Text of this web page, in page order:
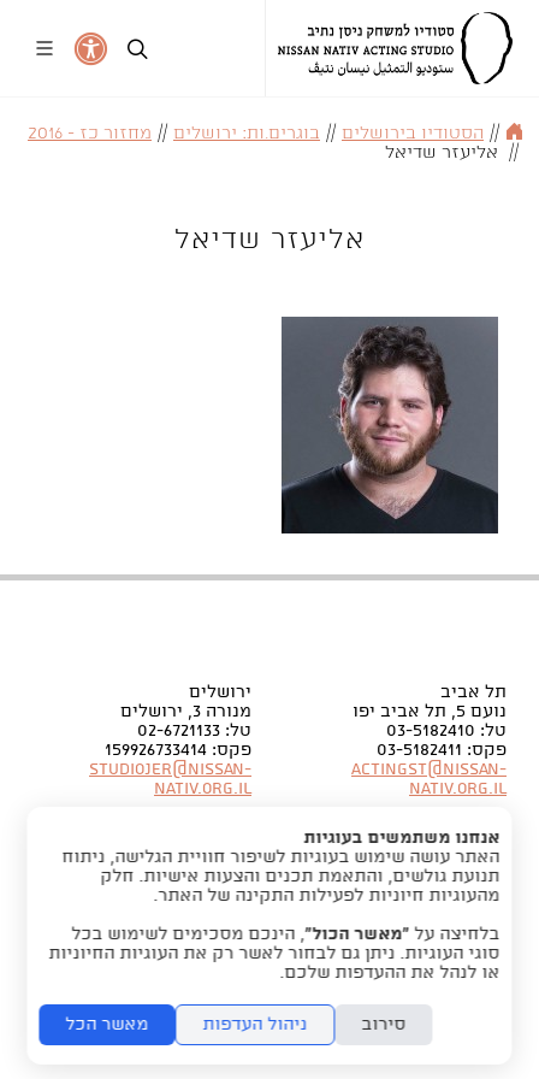
// הסטודיו בירושלים // בוגרים.ות: ירושלים // מחזור כז - 2016
// אליעזר שדיאל
אליעזר שדיאל
תל אביב
נועם 5, תל אביב יפו
טל: 03-5182410
פקס: 03-5182411
Actingst@nissan-
nativ.org.il
ירושלים
מנורה 3, ירושלים
טל: 02-6721133
פקס: 159926733414
Studiojer@nissan-
nativ.org.il
אנחנו משתמשים בעוגיות
האתר עושה שימוש בעוגיות לשיפור חוויית הגלישה, ניתוח
תנועת גולשים, והתאמת תכנים והצעות אישיות. חלק
מהעוגיות חיוניות לפעילות התקינה של האתר.
בלחיצה על “מאשר הכול”, הינכם מסכימים לשימוש בכל
סוגי העוגיות. ניתן גם לבחור לאשר רק את העוגיות החיוניות
או לנהל את ההעדפות שלכם.
סירוב ניהול העדפות מאשר הכל